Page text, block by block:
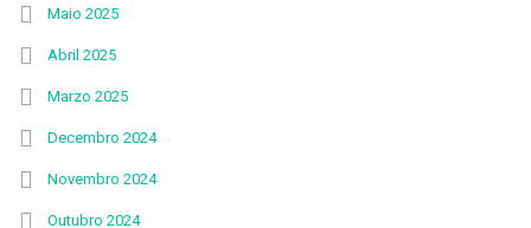
Maio 2025
Abril 2025
Marzo 2025
Decembro 2024
Novembro 2024
Outubro 2024